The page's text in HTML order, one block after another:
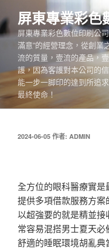
至
主
容
屏東專業彩色
屏東專業彩色數位印刷公
滿意”的經營理念，從創業
流的質量，壹流的產品，
護，因為客護對本公司的
能一步一脚印的達到所追
最終使命！
發
2024-06-05 作者: ADMIN
全方位的眼科醫療實是
提供多項借款服務方案
以超強要的就是精並接
常容易混搭男士夏天必
舒適的睡眠環境胡亂